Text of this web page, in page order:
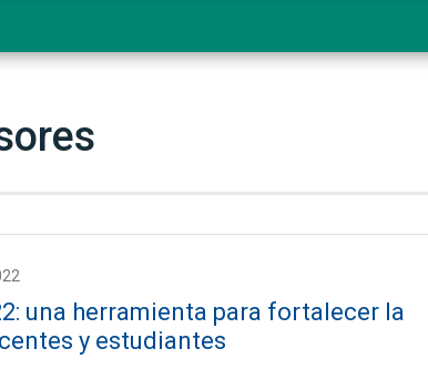
una herramienta para fortalecer la
y estudiantes